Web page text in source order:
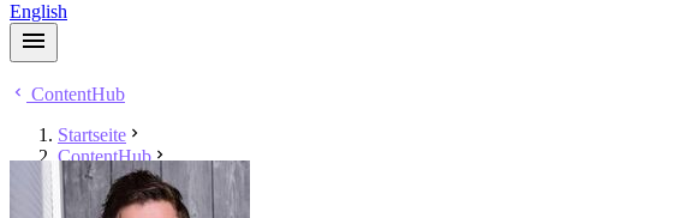
English
ContentHub
Startseite
ContentHub
Nick Hartmann